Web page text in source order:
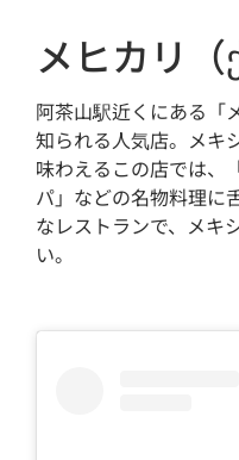
メヒカリ（
阿茶山駅近くにある「
知られる人気店。メキ
味わえるこの店では、
パ」などの名物料理に
なレストランで、メキ
い。